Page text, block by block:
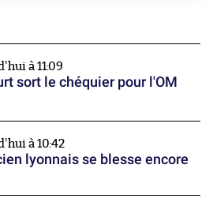
à 11:09
sort le chéquier pour l'OM
à 10:42
lyonnais se blesse encore